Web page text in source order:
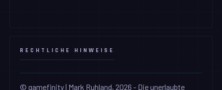
RECHTLICHE HINWEISE
© gamefinity | Mark Ruhland, 2026 - Die unerlaubte